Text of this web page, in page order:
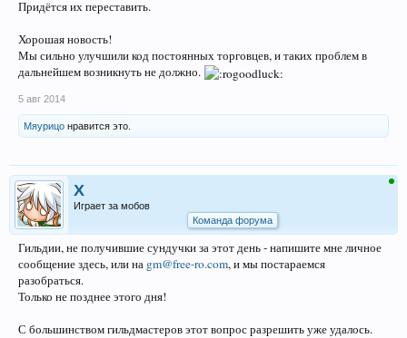
Придётся их переставить.
Хорошая новость!
Мы сильно улучшили код постоянных торговцев, и таких проблем в
дальнейшем возникнуть не должно.
5 авг 2014
Мяурицо нравится это.
X
Играет за мобов
Команда форума
Гильдии, не получившие сундучки за этот день - напишите мне личное
сообщение здесь, или на gm@free-ro.com, и мы постараемся
разобраться.
Только не позднее этого дня!
С большинством гильдмастеров этот вопрос разрешить уже удалось.